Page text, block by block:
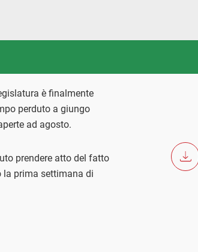
è finalmente
perduto a giungo
ad agosto.
prendere atto del fatto
la prima settimana di